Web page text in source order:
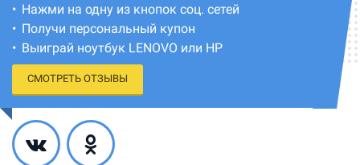
Нажми на одну из кнопок соц. сетей
Получи персональный купон
Выиграй ноутбук LENOVO или HP
СМОТРЕТЬ ОТЗЫВЫ